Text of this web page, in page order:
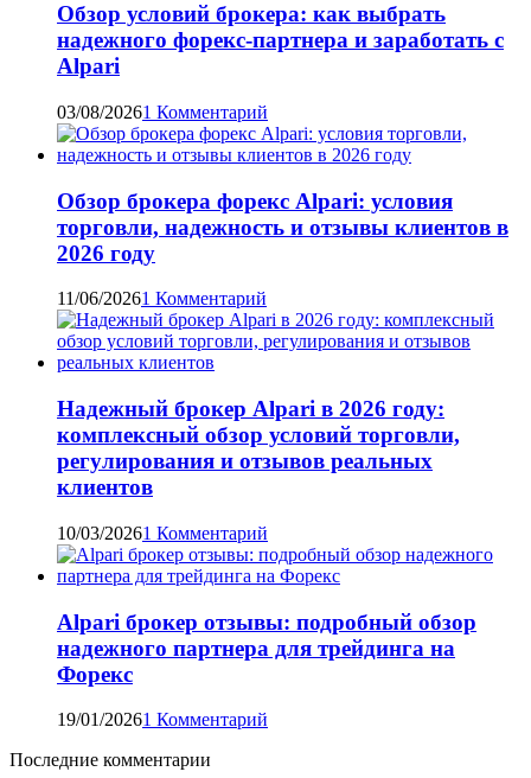
Обзор условий брокера: как выбрать
надежного форекс-партнера и заработать с
Alpari
03/08/20261 Комментарий
Обзор брокера форекс Alpari: условия
торговли, надежность и отзывы клиентов в
2026 году
11/06/20261 Комментарий
Надежный брокер Alpari в 2026 году:
комплексный обзор условий торговли,
регулирования и отзывов реальных
клиентов
10/03/20261 Комментарий
Alpari брокер отзывы: подробный обзор
надежного партнера для трейдинга на
Форекс
19/01/20261 Комментарий
Последние комментарии